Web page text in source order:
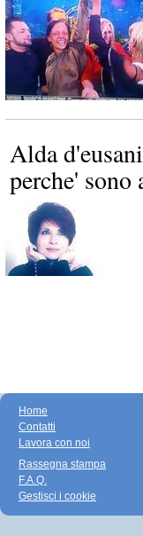
Alda
perche' sono
Home
Contatti
Lavora con noi
Rassegna stampa
F.A.Q.
Gestisci i cookie